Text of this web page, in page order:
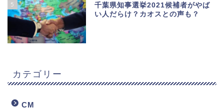
5
千葉県知事選挙2021候補者がやば
い人だらけ？カオスとの声も？
カテゴリー
CM